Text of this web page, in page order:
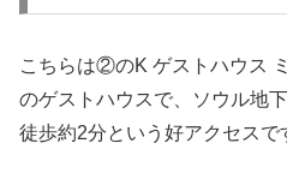
こちらは②のK ゲストハウス
のゲストハウスで、ソウル地
徒歩約2分という好アクセスで